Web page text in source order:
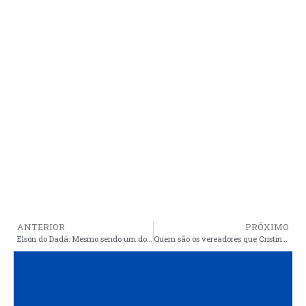
ANTERIOR
Elson do Dadá: Mesmo sendo um dos mais jovens parlamentares de Araioses, reúne maturidade, competência e transparência na presidência da Câmara de Vereadores
PRÓXIMO
Quem são os vereadores que Cristino quer ver pelas costas